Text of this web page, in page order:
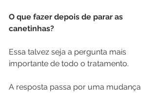
O que fazer depois de parar as
canetinhas?
Essa talvez seja a pergunta mais
importante de todo o tratamento.
A resposta passa por uma mudança